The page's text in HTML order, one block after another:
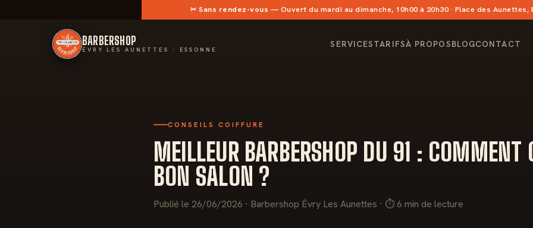
✂︎Sans rendez-vous — Ouvert du mardi au dimanche, 10h00 à 20h30 · Place des Aunettes,
BARBERSHOP
ÉVRY LES AUNETTES · ESSONNE
SERVICESTARIFSÀ PROPOSBLOGCONTACT
CONSEILS COIFFURE
MEILLEUR BARBERSHOP DU 91 : COMMENT
BON SALON ?
Publié le 26/06/2026 · Barbershop Évry Les Aunettes · ⏱ 6 min de lecture